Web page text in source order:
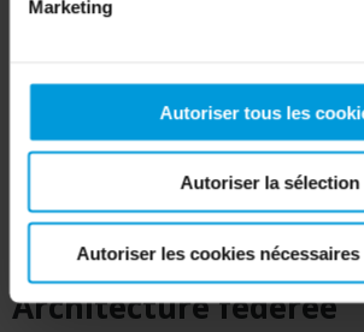
Marketing
Autoriser tous les
Autoriser la sélection
Autoriser les cookies
Architecture fédérée